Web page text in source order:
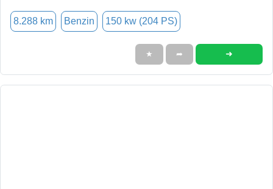
8.288 km Benzin 150 kw (204 PS)
★ ➦ ➜